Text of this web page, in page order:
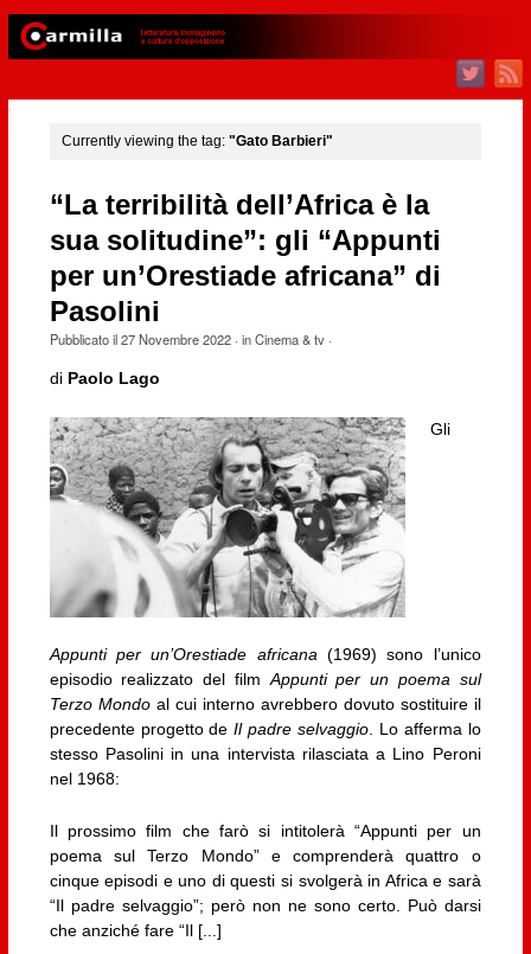
Currently viewing the tag: "Gato Barbieri"
“La terribilità dell’Africa è la
sua solitudine”: gli “Appunti
per un’Orestiade africana” di
Pasolini
Pubblicato il27 Novembre 2022· inCinema & tv·
di Paolo Lago
Gli
Appunti per un’Orestiade africana(1969) sono l’unico
episodio realizzato del filmAppunti per un poema sul
Terzo Mondoal cui interno avrebbero dovuto sostituire il
precedente progetto deIl padre selvaggio. Lo afferma lo
stesso Pasolini in una intervista rilasciata a Lino Peroni
nel 1968:
Il prossimo film che farò si intitolerà “Appunti per un
poema sul Terzo Mondo” e comprenderà quattro o
cinque episodi e uno di questi si svolgerà in Africa e sarà
“Il padre selvaggio”; però non ne sono certo. Può darsi
che anziché fare “Il [...]